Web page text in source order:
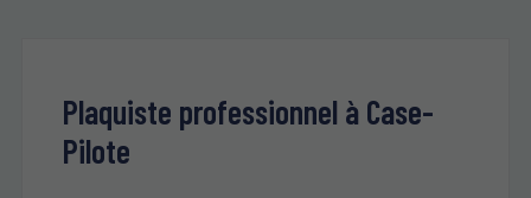
Plaquiste professionnel à Case-
Pilote